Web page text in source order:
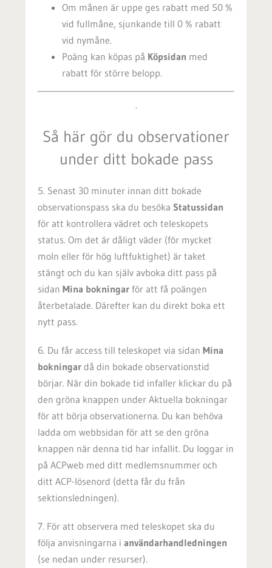
Om månen är uppe ges rabatt med 50 %
vid fullmåne, sjunkande till 0 % rabatt
vid nymåne.
Poäng kan köpas på Köpsidan med
rabatt för större belopp.
.
Så här gör du observationer
under ditt bokade pass
5. Senast 30 minuter innan ditt bokade
observationspass ska du besöka Statussidan
för att kontrollera vädret och teleskopets
status. Om det är dåligt väder (för mycket
moln eller för hög luftfuktighet) är taket
stängt och du kan själv avboka ditt pass på
sidan Mina bokningar för att få poängen
återbetalade. Därefter kan du direkt boka ett
nytt pass.
6. Du får access till teleskopet via sidan Mina
bokningar då din bokade observationstid
börjar. När din bokade tid infaller klickar du på
den gröna knappen under Aktuella bokningar
för att börja observationerna. Du kan behöva
ladda om webbsidan för att se den gröna
knappen när denna tid har infallit. Du loggar in
på ACPweb med ditt medlemsnummer och
ditt ACP-lösenord (detta får du från
sektionsledningen).
7. För att observera med teleskopet ska du
följa anvisningarna i användarhandledningen
(se nedan under resurser).